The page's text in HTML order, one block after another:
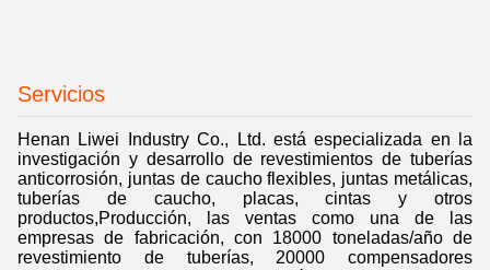
Servicios
Henan Liwei Industry Co., Ltd. está especializada en la
investigación y desarrollo de revestimientos de tuberías
anticorrosión, juntas de caucho flexibles, juntas metálicas,
tuberías de caucho, placas, cintas y otros
productos,Producción, las ventas como una de las
empresas de fabricación, con 18000 toneladas/año de
revestimiento de tuberías, 20000 compensadores